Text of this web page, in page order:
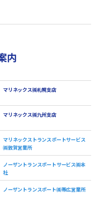
内
マリネックス㈱札幌支店
マリネックス㈱九州支店
マリネックストランスポートサービス
㈱敦賀営業所
ノーザントランスポートサービス㈱本
社
ノーザントランスポート㈱帯広営業所